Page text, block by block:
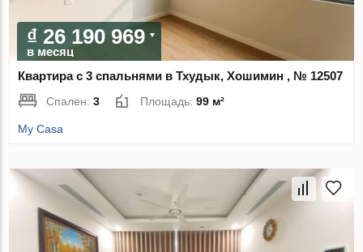
₫ 26 190 969
в месяц
Квартира с 3 спальнями в Тхудык, Хошимин , № 12507
Спален:3 Площадь:99 м²
My Casa